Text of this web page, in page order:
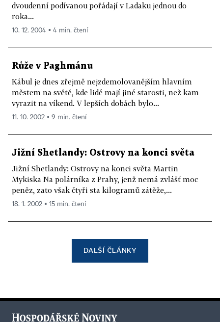
dvoudenní podívanou pořádají v Ladaku jednou do
roka...
10. 12. 2004 ▪ 4 min. čtení
Růže v Paghmánu
Kábul je dnes zřejmě nejzdemolovanějším hlavním
městem na světě, kde lidé mají jiné starosti, než kam
vyrazit na víkend. V lepších dobách bylo...
11. 10. 2002 ▪ 9 min. čtení
Jižní Shetlandy: Ostrovy na konci světa
Jižní Shetlandy: Ostrovy na konci světa Martin
Mykiska Na polárníka z Prahy, jenž nemá zvlášť moc
peněz, zato však čtyři sta kilogramů zátěže,...
18. 1. 2002 ▪ 15 min. čtení
DALŠÍ ČLÁNKY